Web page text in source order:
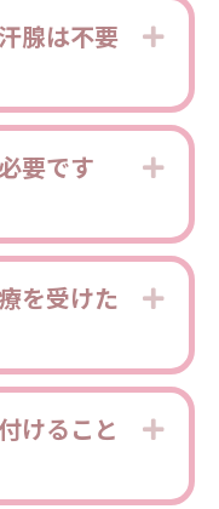
腺は不要
要です
を受けた
けること